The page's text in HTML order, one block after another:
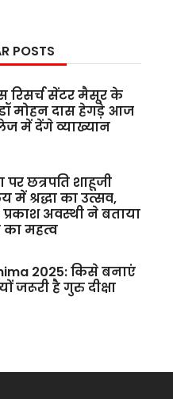
POSTS
रिसर्च सेंटर मैसूर के
मोहन दास हेगड़े आज
में देंगे व्याख्यान
पर छत्रपति शाहूजी
में श्रद्धा का उत्सव,
अवस्थी ने बताया
का महत्व
2025: किसे बनाएं
जरूरी है गुरु दीक्षा